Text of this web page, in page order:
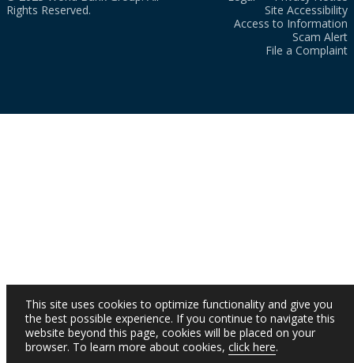
Rights Reserved.
Site Accessibility
Access to Information
Scam Alert
File a Complaint
This site uses cookies to optimize functionality and give you
the best possible experience. If you continue to navigate this
website beyond this page, cookies will be placed on your
browser. To learn more about cookies, click here.